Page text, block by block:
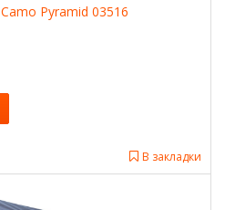
Pyramid 03516
В закладки